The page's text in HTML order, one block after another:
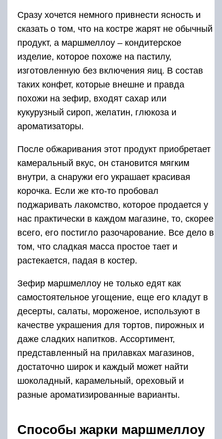
Сразу хочется немного привнести ясность и
сказать о том, что на костре жарят не обычный
продукт, а маршмеллоу – кондитерское
изделие, которое похоже на пастилу,
изготовленную без включения яиц. В состав
таких конфет, которые внешне и правда
похожи на зефир, входят сахар или
кукурузный сироп, желатин, глюкоза и
ароматизаторы.
После обжаривания этот продукт приобретает
камеральный вкус, он становится мягким
внутри, а снаружи его украшает красивая
корочка. Если же кто-то пробовал
поджаривать лакомство, которое продается у
нас практически в каждом магазине, то, скорее
всего, его постигло разочарование. Все дело в
том, что сладкая масса простое тает и
растекается, падая в костер.
Зефир маршмеллоу не только едят как
самостоятельное угощение, еще его кладут в
десерты, салаты, мороженое, используют в
качестве украшения для тортов, пирожных и
даже сладких напитков. Ассортимент,
представленный на прилавках магазинов,
достаточно широк и каждый может найти
шоколадный, карамельный, ореховый и
разные ароматизированные варианты.
Способы жарки маршмеллоу